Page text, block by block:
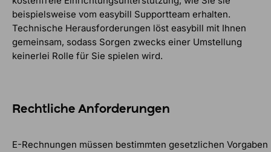
beispielsweise vom easybill Supportteam erhalten.
Technische Herausforderungen löst easybill mit Ihnen
gemeinsam, sodass Sorgen zwecks einer Umstellung
keinerlei Rolle für Sie spielen wird.
Rechtliche Anforderungen
E-Rechnungen müssen bestimmten gesetzlichen Vorgaben